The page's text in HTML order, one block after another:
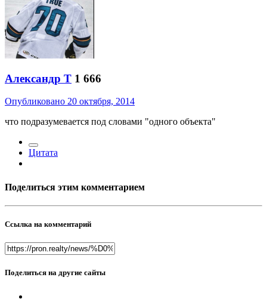
Александр Т 1 666
Опубликовано 20 октября, 2014
что подразумевается под словами "одного объекта"
Цитата
Поделиться этим комментарием
Ссылка на комментарий
Поделиться на другие сайты